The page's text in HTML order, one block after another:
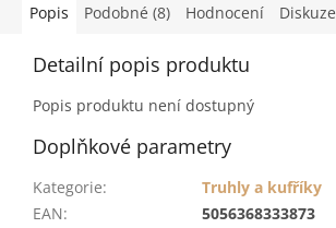
Popis Podobné (8) Hodnocení Diskuze
Detailní popis produktu
Popis produktu není dostupný
Doplňkové parametry
Kategorie:
Truhly a kufříky
EAN:
5056368333873